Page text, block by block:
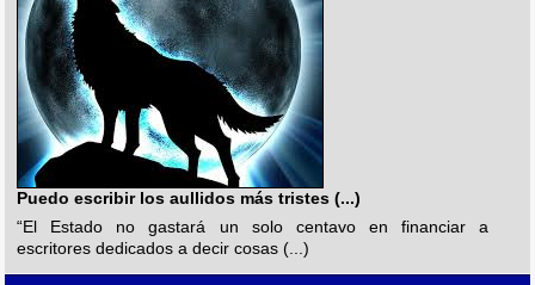
Puedo escribir los aullidos más tristes (...)
“El Estado no gastará un solo centavo en financiar a
escritores dedicados a decir cosas (...)